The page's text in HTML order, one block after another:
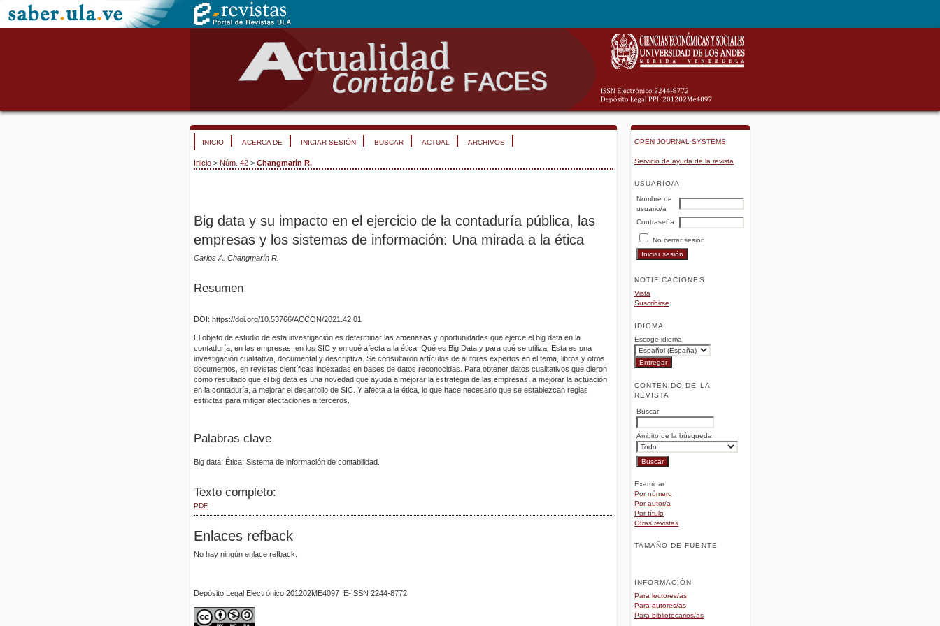
OPEN JOURNAL SYSTEMS
Servicio de ayuda de la revista
USUARIO/A
Nombre de
usuario/a
Contraseña
No cerrar sesión
NOTIFICACIONES
Vista
Suscribirse
IDIOMA
Escoge idioma
CONTENIDO DE LA
REVISTA
Buscar
Ámbito de la búsqueda
Examinar
Por número
Por autor/a
Por título
Otras revistas
TAMAÑO DE FUENTE
INFORMACIÓN
Para lectores/as
Para autores/as
Para bibliotecarios/as
INICIO ACERCA DE INICIAR SESIÓN BUSCAR ACTUAL ARCHIVOS
Inicio > Núm. 42 > Changmarín R.
Big data y su impacto en el ejercicio de la contaduría pública, las
empresas y los sistemas de información: Una mirada a la ética
Carlos A. Changmarín R.
Resumen
DOI: https://doi.org/10.53766/ACCON/2021.42.01
El objeto de estudio de esta investigación es determinar las amenazas y oportunidades que ejerce el big data en la
contaduría, en las empresas, en los SIC y en qué afecta a la ética. Qué es Big Data y para qué se utiliza. Esta es una
investigación cualitativa, documental y descriptiva. Se consultaron artículos de autores expertos en el tema, libros y otros
documentos, en revistas científicas indexadas en bases de datos reconocidas. Para obtener datos cualitativos que dieron
como resultado que el big data es una novedad que ayuda a mejorar la estrategia de las empresas, a mejorar la actuación
en la contaduría, a mejorar el desarrollo de SIC. Y afecta a la ética, lo que hace necesario que se establezcan reglas
estrictas para mitigar afectaciones a terceros.
Palabras clave
Big data; Ética; Sistema de información de contabilidad.
Texto completo:
PDF
Enlaces refback
No hay ningún enlace refback.
Depósito Legal Electrónico 201202ME4097 E-ISSN 2244-8772